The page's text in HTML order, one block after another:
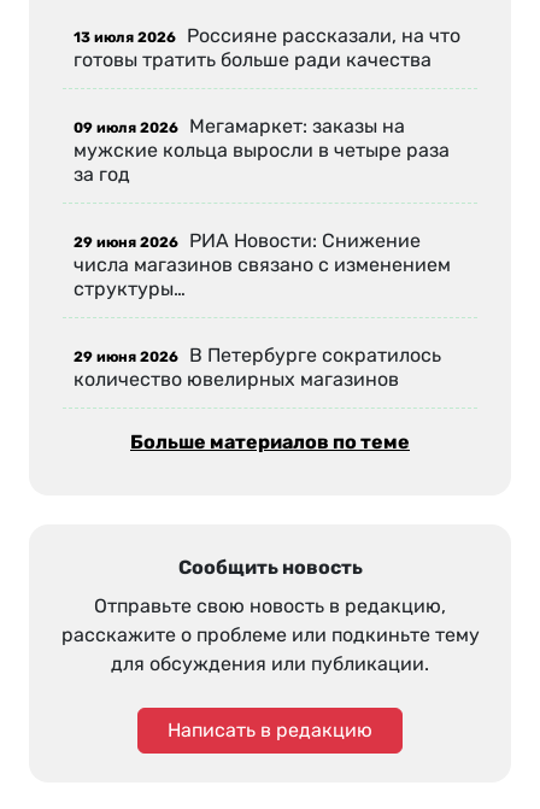
13 июля 2026 Россияне рассказали, на что
готовы тратить больше ради качества
09 июля 2026 Мегамаркет: заказы на
мужские кольца выросли в четыре раза
за год
29 июня 2026 РИА Новости: Снижение
числа магазинов связано с изменением
структуры…
29 июня 2026 В Петербурге сократилось
количество ювелирных магазинов
Больше материалов по теме
Сообщить новость
Отправьте свою новость в редакцию,
расскажите о проблеме или подкиньте тему
для обсуждения или публикации.
Написать в редакцию